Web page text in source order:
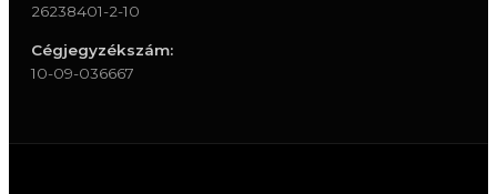
26238401-2-10
Cégjegyzékszám:
10-09-036667